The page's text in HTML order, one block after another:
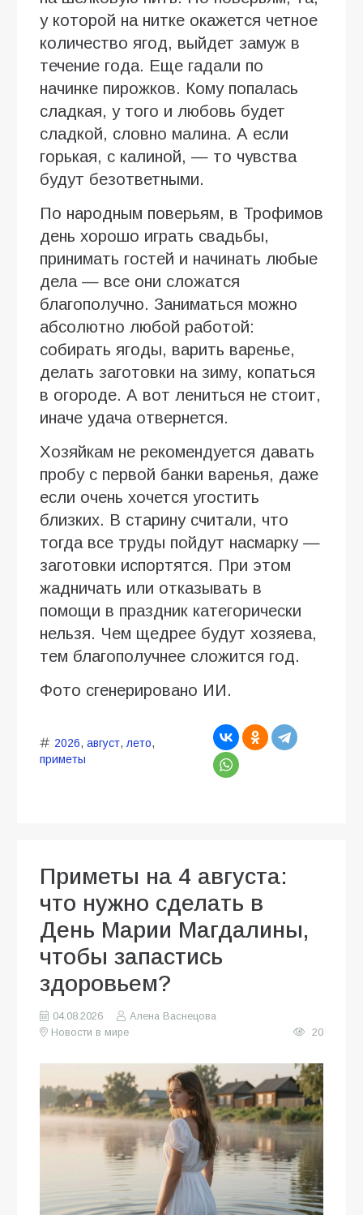
у которой на нитке окажется четное
количество ягод, выйдет замуж в
течение года. Еще гадали по
начинке пирожков. Кому попалась
сладкая, у того и любовь будет
сладкой, словно малина. А если
горькая, с калиной, — то чувства
будут безответными.
По народным поверьям, в Трофимов
день хорошо играть свадьбы,
принимать гостей и начинать любые
дела — все они сложатся
благополучно. Заниматься можно
абсолютно любой работой:
собирать ягоды, варить варенье,
делать заготовки на зиму, копаться
в огороде. А вот лениться не стоит,
иначе удача отвернется.
Хозяйкам не рекомендуется давать
пробу с первой банки варенья, даже
если очень хочется угостить
близких. В старину считали, что
тогда все труды пойдут насмарку —
заготовки испортятся. При этом
жадничать или отказывать в
помощи в праздник категорически
нельзя. Чем щедрее будут хозяева,
тем благополучнее сложится год.
Фото сгенерировано ИИ.
2026, август, лето,
приметы
Приметы на 4 августа:
что нужно сделать в
День Марии Магдалины,
чтобы запастись
здоровьем?
04.08.2026
Алена Васнецова
Новости в мире
20